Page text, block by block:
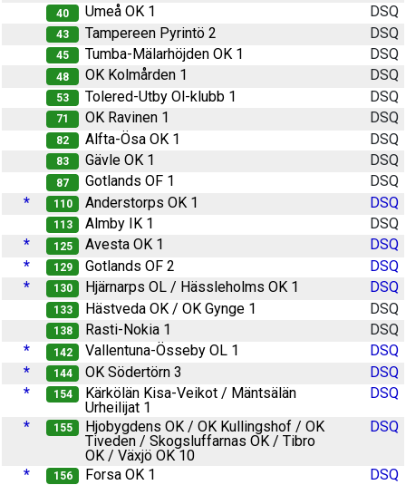
40 Umeå OK 1 DSQ
43 Tampereen Pyrintö 2 DSQ
45 Tumba-Mälarhöjden OK 1 DSQ
48 OK Kolmården 1 DSQ
53 Tolered-Utby Ol-klubb 1 DSQ
71 OK Ravinen 1 DSQ
82 Alfta-Ösa OK 1 DSQ
83 Gävle OK 1 DSQ
87 Gotlands OF 1
DSQ
*
110 Anderstorps OK 1 DSQ
113 Almby IK 1
DSQ
*
125 Avesta OK 1
DSQ
*
129 Gotlands OF 2
DSQ
*
130 Hjärnarps OL / Hässleholms OK 1 DSQ
133 Hästveda OK / OK Gynge 1 DSQ
138 Rasti-Nokia 1
DSQ
*
142 Vallentuna-Össeby OL 1
DSQ
*
144 OK Södertörn 3
DSQ
*
154
Kärkölän Kisa-Veikot / Mäntsälän
Urheilijat 1
DSQ
*
155
Hjobygdens OK / OK Kullingshof / OK
Tiveden / Skogsluffarnas OK / Tibro
OK / Växjö OK 10
DSQ
* 156 Forsa OK 1 DSQ